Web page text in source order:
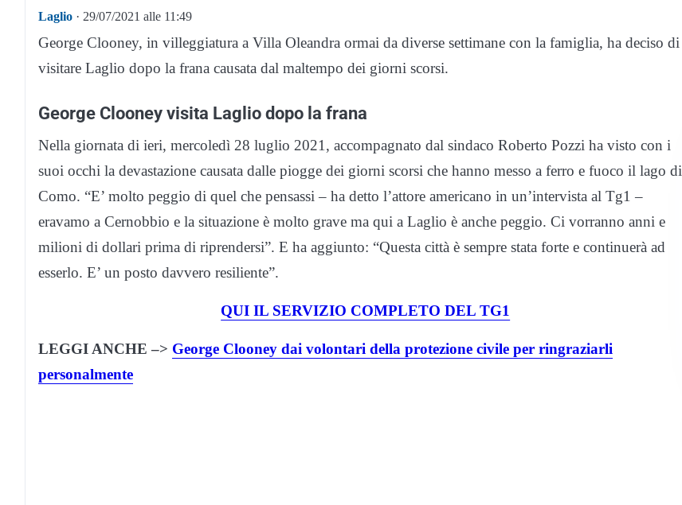
Laglio · 29/07/2021 alle 11:49
George Clooney, in villeggiatura a Villa Oleandra ormai da diverse settimane con la famiglia, ha deciso di
visitare Laglio dopo la frana causata dal maltempo dei giorni scorsi.
George Clooney visita Laglio dopo la frana
Nella giornata di ieri, mercoledì 28 luglio 2021, accompagnato dal sindaco Roberto Pozzi ha visto con i
suoi occhi la devastazione causata dalle piogge dei giorni scorsi che hanno messo a ferro e fuoco il lago di
Como. “E’ molto peggio di quel che pensassi – ha detto l’attore americano in un’intervista al Tg1 –
eravamo a Cernobbio e la situazione è molto grave ma qui a Laglio è anche peggio. Ci vorranno anni e
milioni di dollari prima di riprendersi”. E ha aggiunto: “Questa città è sempre stata forte e continuerà ad
esserlo. E’ un posto davvero resiliente”.
QUI IL SERVIZIO COMPLETO DEL TG1
LEGGI ANCHE –> George Clooney dai volontari della protezione civile per ringraziarli
personalmente